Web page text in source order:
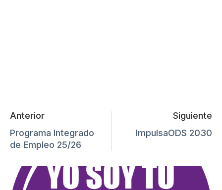
Anterior
Programa Integrado
de Empleo 25/26
Siguiente
ImpulsaODS 2030